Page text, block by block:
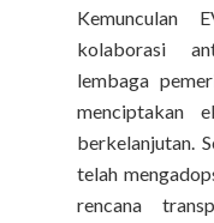
Kemunculan
kolaborasi
lembaga
menciptakan
berkelanjutan.
telah
rencana